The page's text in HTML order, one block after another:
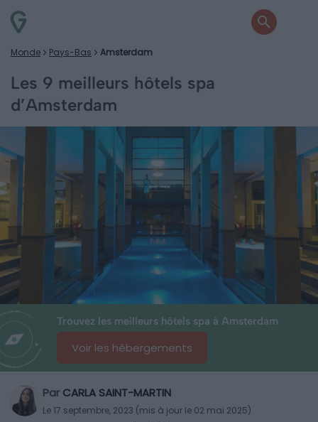
Monde Pays-Bas Amsterdam
Les 9 meilleurs hôtels spa
d’Amsterdam
Trouvez les meilleurs hôtels spa à Amsterdam
Voir les hébergements
Par CARLA SAINT-MARTIN
Le 17 septembre, 2023 (mis à jour le 02 mai 2025)